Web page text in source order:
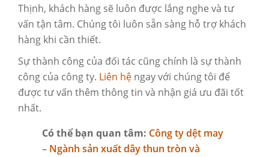
Thịnh, khách hàng sẽ luôn được lắng nghe và tư
vấn tận tâm. Chúng tôi luôn sẵn sàng hỗ trợ khách
hàng khi cần thiết.
Sự thành công của đối tác cũng chính là sự thành
công của công ty. Liên hệ ngay với chúng tôi để
được tư vấn thêm thông tin và nhận giá ưu đãi tốt
nhất.
Có thể bạn quan tâm: Công ty dệt may
– Ngành sản xuất dây thun tròn và